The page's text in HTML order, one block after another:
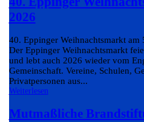
2026
40. Eppinger Weihnachtsmarkt am
Der Eppinger Weihnachtsmarkt
und lebt auch 2026 wieder vom
Gemeinschaft. Vereine, Schulen,
Privatpersonen aus...
Weiterlesen
Mutmaßliche